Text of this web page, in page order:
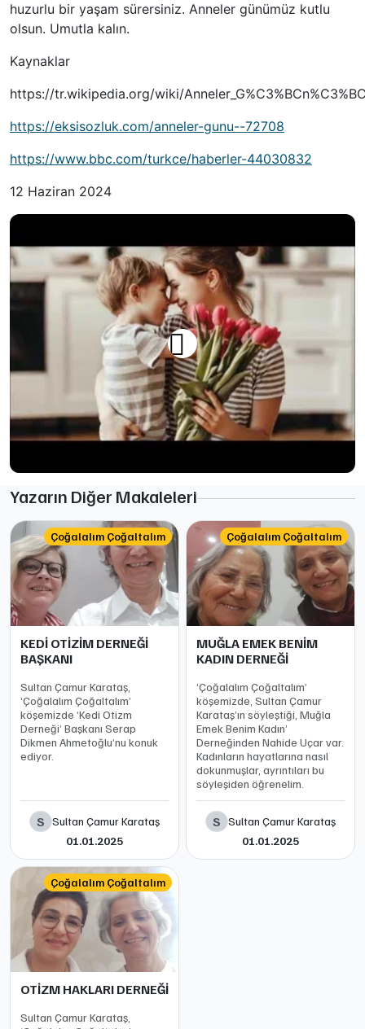
huzurlu bir yaşam sürersiniz. Anneler günümüz kutlu
olsun. Umutla kalın.
Kaynaklar
https://tr.wikipedia.org/wiki/
https://eksisozluk.com/anneler-gunu--72708
https://www.bbc.com/turkce/haberler-44030832
12 Haziran 2024
Yazarın Diğer Makaleleri
Çoğalalım Çoğaltalım
KEDİ OTİZİM DERNEĞİ
BAŞKANI
Sultan Çamur Karataş,
‘Çoğalalım Çoğaltalım’
köşemizde ‘Kedi Otizm
Derneği’ Başkanı Serap
Dikmen Ahmetoğlu’nu konuk
ediyor.
S Sultan Çamur Karataş
01.01.2025
Çoğalalım Çoğaltalım
MUĞLA EMEK BENİM
KADIN DERNEĞİ
‘Çoğalalım Çoğaltalım’
köşemizde, Sultan Çamur
Karataş’ın söyleştiği, Muğla
Emek Benim Kadın’
Derneğinden Nahide Uçar var.
Kadınların hayatlarına nasıl
dokunmuşlar, ayrıntıları bu
söyleşiden öğrenelim.
S Sultan Çamur Karataş
01.01.2025
Çoğalalım Çoğaltalım
OTİZM HAKLARI DERNEĞİ
Sultan Çamur Karataş,